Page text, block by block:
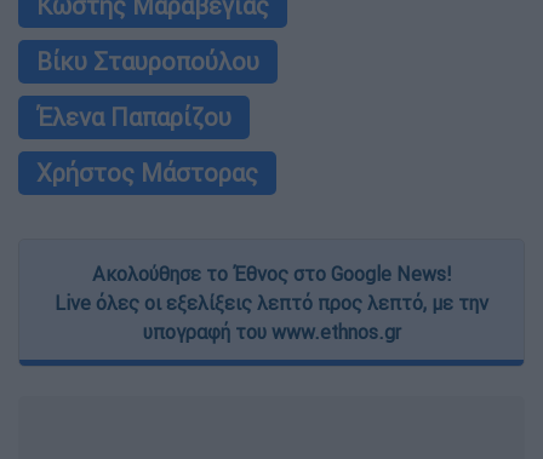
Βίκυ Σταυροπούλου
Έλενα Παπαρίζου
Χρήστος Μάστορας
Ακολούθησε το Έθνος στο Google News!
Live όλες οι εξελίξεις λεπτό προς λεπτό, με την
υπογραφή του www.ethnos.gr